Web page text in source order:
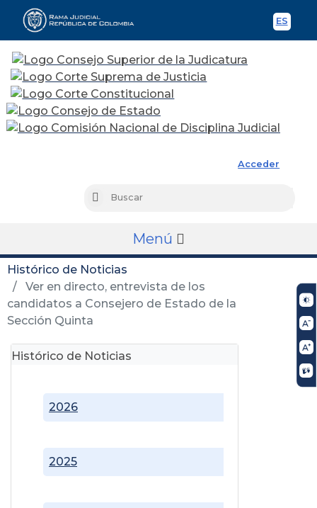
ES
Acceder
Buscar
Menú
Histórico de Noticias
Ver en directo, entrevista de los
candidatos a Consejero de Estado de la
Sección Quinta
Histórico de Noticias
2025
2026